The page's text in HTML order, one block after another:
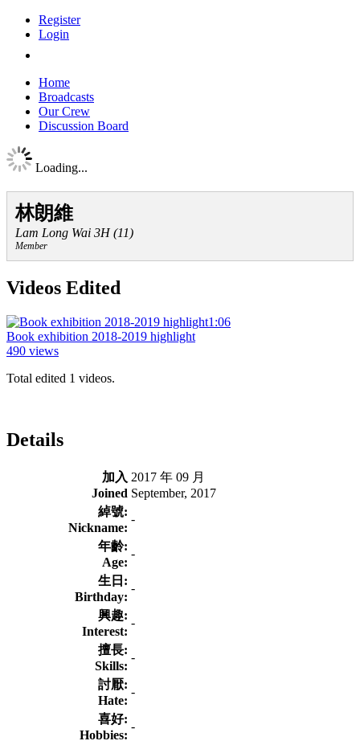
Register
Login
Home
Broadcasts
Our Crew
Discussion Board
Loading...
林朗維
Lam Long Wai 3H (11)
Member
Videos Edited
1:06
Book exhibition 2018-2019 highlight
490 views
Total edited 1 videos.
Details
加入
Joined
2017 年 09 月
September, 2017
綽號:
Nickname:
-
年齡:
Age:
-
生日:
Birthday:
-
興趣:
Interest:
-
擅長:
Skills:
-
討厭:
Hate:
-
喜好:
Hobbies:
-